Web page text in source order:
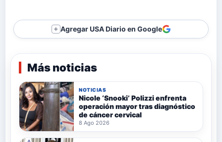
＋ Agregar USA Diario en Google
Más noticias
NOTICIAS
Nicole ‘Snooki’ Polizzi enfrenta
operación mayor tras diagnóstico
de cáncer cervical
8 Ago 2026